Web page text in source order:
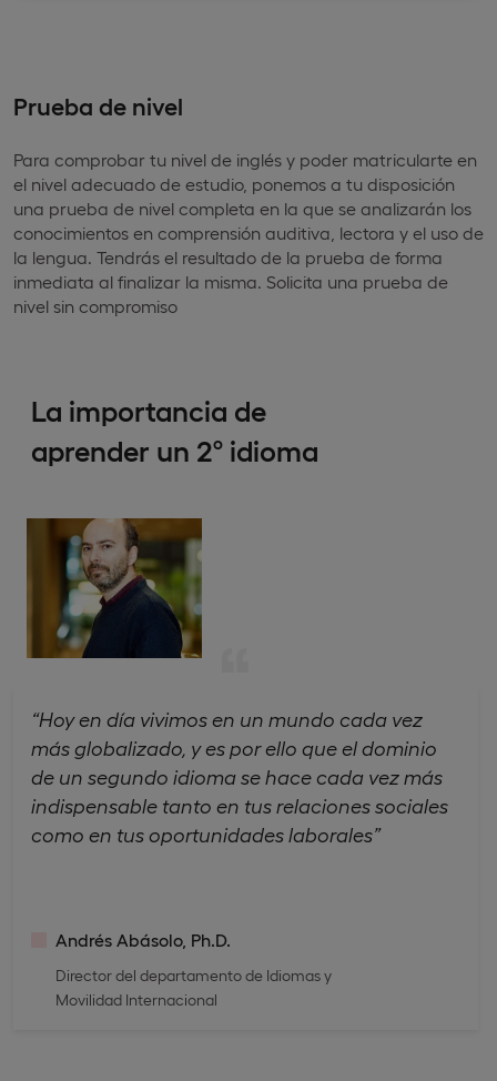
Prueba de nivel
Para comprobar tu nivel de inglés y poder matricularte en
el nivel adecuado de estudio, ponemos a tu disposición
una prueba de nivel completa en la que se analizarán los
conocimientos en comprensión auditiva, lectora y el uso de
la lengua. Tendrás el resultado de la prueba de forma
inmediata al finalizar la misma. Solicita una prueba de
nivel sin compromiso
La importancia de
aprender un 2º idioma
“Hoy en día vivimos en un mundo cada vez
más globalizado, y es por ello que el dominio
de un segundo idioma se hace cada vez más
indispensable tanto en tus relaciones sociales
como en tus oportunidades laborales”
Andrés Abásolo, Ph.D.
Director del departamento de Idiomas y
Movilidad Internacional